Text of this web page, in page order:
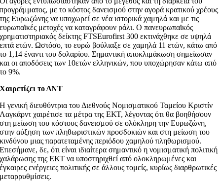
προγράμματος, με το κόστος δανεισμού στην αγορά κρατικού χρέους
της Ευρωζώνης να υποχωρεί σε νέα ιστορικά χαμηλά και με τις
ευρωπαϊκές μετοχές να καταγράφουν ράλι. Ο πανευρωπαϊκός
χρηματιστηριακός δείκτης FTSEurofirst 300 εκτινάχθηκε σε υψηλά
επτά ετών. Ωστόσο, το ευρώ βούλιαξε σε χαμηλά 11 ετών, κάτω από
το 1,14 έναντι του δολαρίου. Σημαντική αποκλιμάκωση σημείωσαν
και οι αποδόσεις των 10ετών ελληνικών, που υποχώρησαν κάτω από
το 9%.
Χαιρετίζει το ΔΝΤ
Η γενική διευθύντρια του Διεθνούς Νομισματικού Ταμείου Κριστίν
Λαγκάρντ χαιρέτισε τα μέτρα της ΕΚΤ, λέγοντας ότι θα βοηθήσουν
στη μείωση του κόστους δανεισμού σε ολόκληρη την Ευρωζώνη,
στην αύξηση των πληθωριστικών προσδοκιών και στη μείωση του
κινδύνου μιας παρατεταμένης περιόδου χαμηλού πληθωρισμού.
Επεσήμανε, δε, ότι είναι ιδιαίτερα σημαντικό η νομισματική πολιτική
χαλάρωσης της ΕΚΤ να υποστηριχθεί από ολοκληρωμένες και
έγκαιρες ενέργειες πολιτικής σε άλλους τομείς, κυρίως διαρθρωτικές
μεταρρυθμίσεις.